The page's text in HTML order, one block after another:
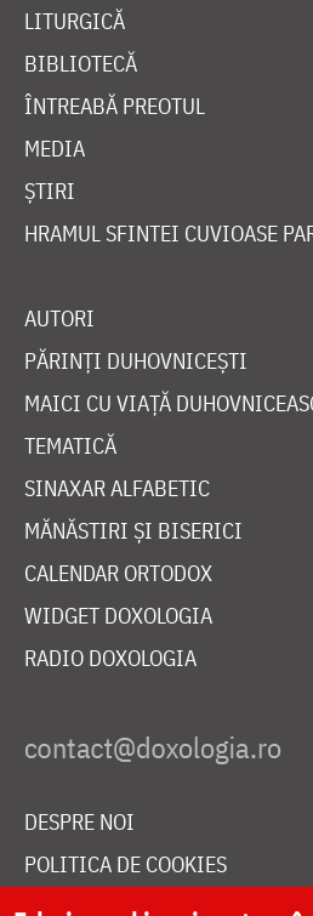
LITURGICĂ
BIBLIOTECĂ
ÎNTREABĂ PREOTUL
MEDIA
ȘTIRI
HRAMUL SFINTEI CUVIOASE
AUTORI
PĂRINȚI DUHOVNICEȘTI
MAICI CU VIAȚĂ
TEMATICĂ
SINAXAR ALFABETIC
MĂNĂSTIRI ȘI BISERICI
CALENDAR ORTODOX
WIDGET DOXOLOGIA
RADIO DOXOLOGIA
DESPRE NOI
POLITICA DE COOKIES
DONEAZĂ ONLINE PENTRU